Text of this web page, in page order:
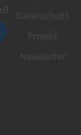
Datenschutz
Projekt
Newsletter